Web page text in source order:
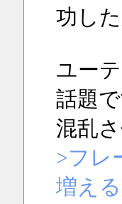
功し
ユー
話題
混乱
>フレ
増え